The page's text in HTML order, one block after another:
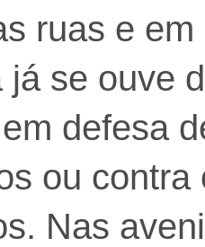
ruas e
já se ouve
defesa
ou contra
Nas